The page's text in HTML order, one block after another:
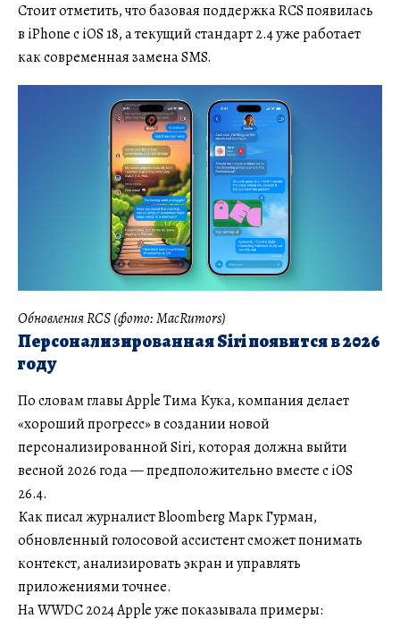
Стоит отметить, что базовая поддержка RCS появилась
в iPhone с iOS 18, а текущий стандарт 2.4 уже работает
как современная замена SMS.
Обновления RCS (фото: MacRumors)
Персонализированная Siri появится в 2026
году
По словам главы Apple Тима Кука, компания делает
«хороший прогресс» в создании новой
персонализированной Siri, которая должна выйти
весной 2026 года — предположительно вместе с iOS
26.4.
Как писал журналист Bloomberg Марк Гурман,
обновленный голосовой ассистент сможет понимать
контекст, анализировать экран и управлять
приложениями точнее.
На WWDC 2024 Apple уже показывала примеры: